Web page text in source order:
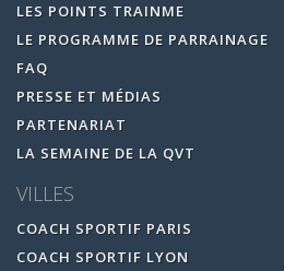
LES POINTS TRAINME
LE PROGRAMME DE PARRAINAGE
FAQ
PRESSE ET MÉDIAS
PARTENARIAT
LA SEMAINE DE LA QVT
VILLES
COACH SPORTIF PARIS
COACH SPORTIF LYON